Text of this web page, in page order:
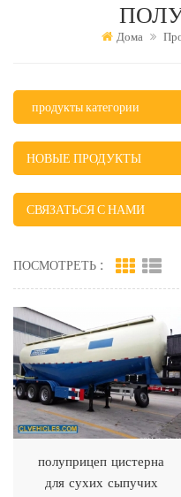
Дома
продукты категории
НОВЫЕ ПРОДУКТЫ
СВЯЗАТЬСЯ С НАМИ
ПОСМОТРЕТЬ :
полуприцеп цистерна
для сухих сыпучих